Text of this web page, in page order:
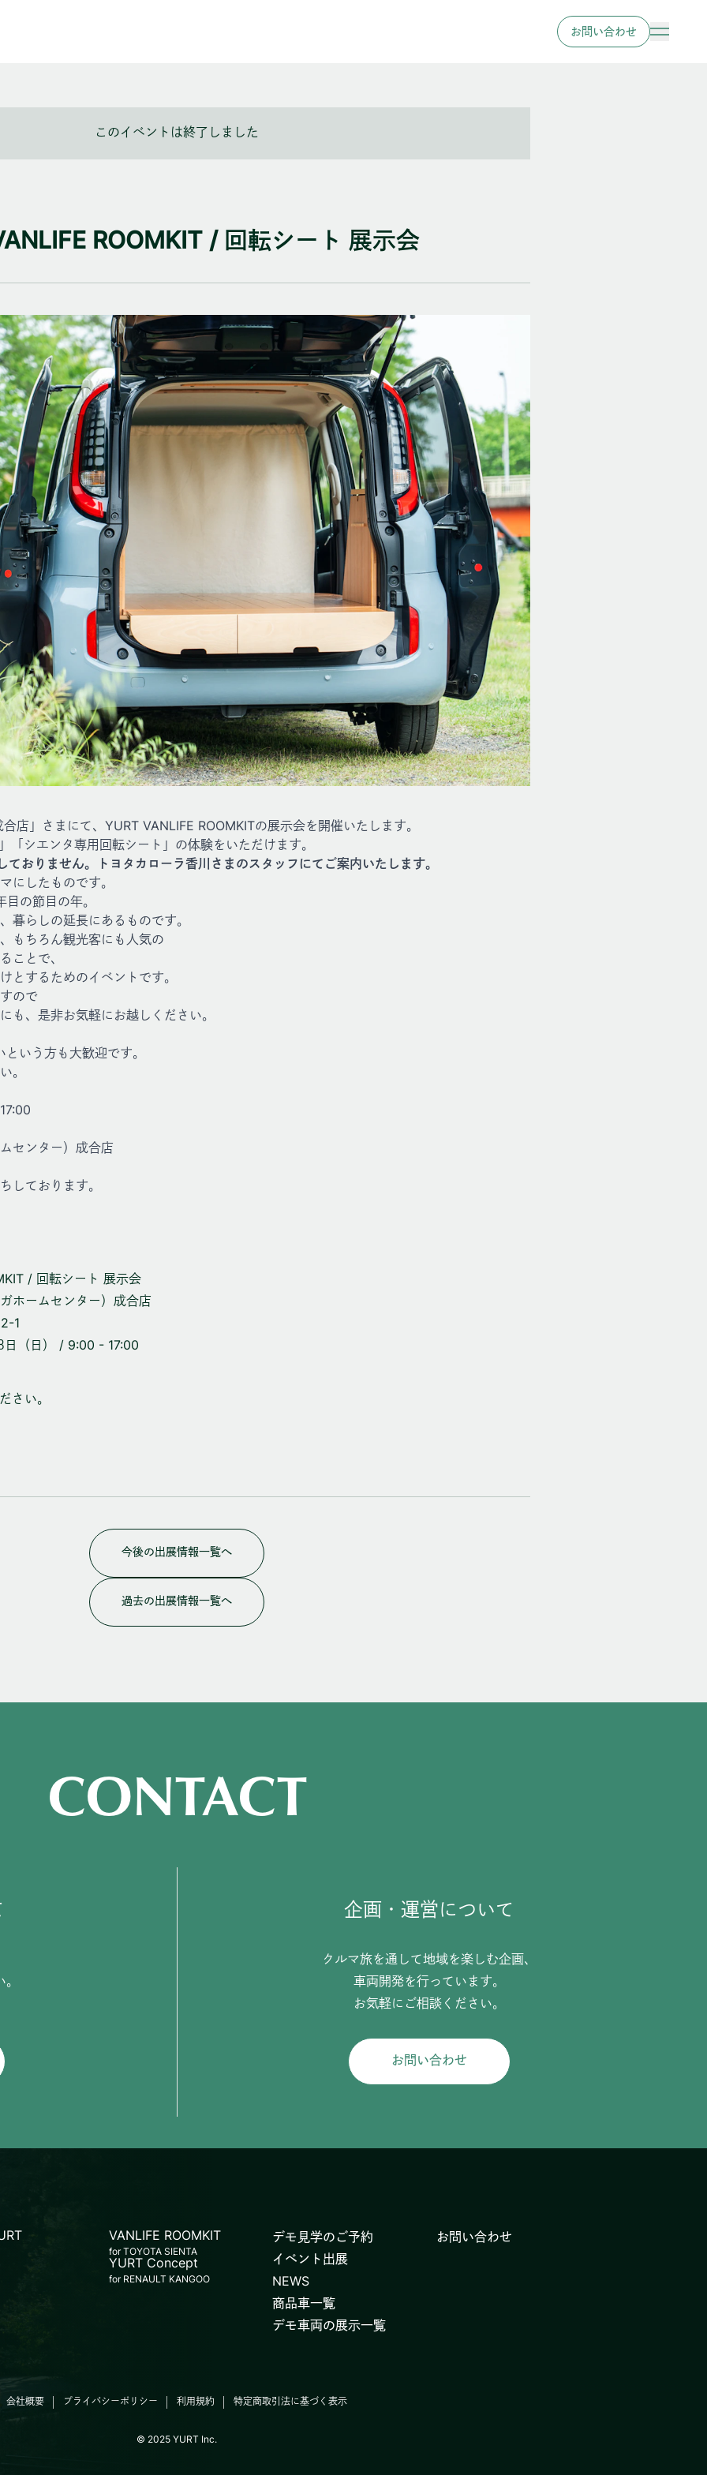
お問い合わせ
このイベントは終了しました
ROOMKIT / 回転シート 展示会
店」さまにて、YURT VANLIFE ROOMKITの展示会を開催いたします。
「シエンタ専用回転シート」の体験をいただけます。
おりません。トヨタカローラ香川さまのスタッフにてご案内いたします。
にしたものです。
の節目の年。
暮らしの延長にあるものです。
もちろん観光客にも人気の
ことで、
とするためのイベントです。
ので
も、是非お気軽にお越しください。
いう方も大歓迎です。
。
センター）成合店
しております。
/ 回転シート 展示会
ホームセンター）成合店
1
（日） / 9:00 - 17:00
さい。
今後の出展情報一覧へ
過去の出展情報一覧へ
CONTACT
企画・運営について
クルマ旅を通して地域を楽しむ企画、
車両開発を行っています。
お気軽にご相談ください。
お問い合わせ
VANLIFE ROOMKIT
for TOYOTA SIENTA
YURT Concept
for RENAULT KANGOO
デモ見学のご予約
イベント出展
NEWS
商品車一覧
デモ車両の展示一覧
お問い合わせ
会社概要 プライバシーポリシー 利用規約 特定商取引法に基づく表示
© 2025 YURT Inc.